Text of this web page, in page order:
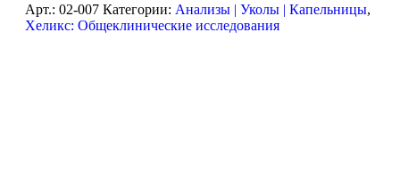
Арт.: 02-007 Категории: Анализы | Уколы | Капельницы,
Хеликс: Общеклинические исследования